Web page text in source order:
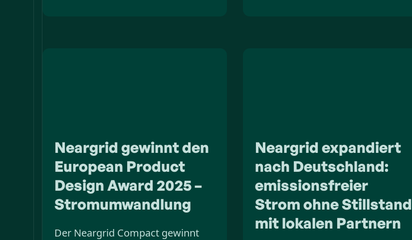
Neargrid gewinnt den
European Product
Design Award 2025 –
Stromumwandlung
Der Neargrid Compact gewinnt
Neargrid expandiert
nach Deutschland:
emissionsfreier
Strom ohne Stillstand
mit lokalen Partnern